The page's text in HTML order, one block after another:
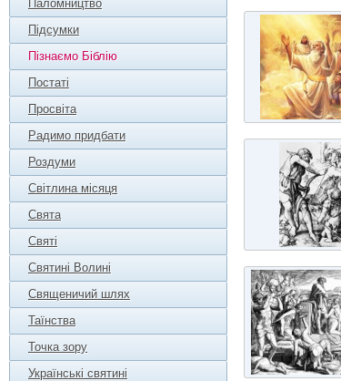
Паломництво
Підсумки
Пізнаємо Біблію
Постаті
Просвіта
Радимо придбати
Роздуми
Світлина місяця
Свята
Святі
Святині Волині
Священичий шлях
Таїнства
Точка зору
Українські святині